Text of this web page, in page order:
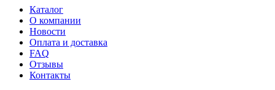
Каталог
О компании
Новости
Оплата и доставка
FAQ
Отзывы
Контакты